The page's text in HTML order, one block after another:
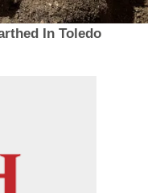
In Toledo